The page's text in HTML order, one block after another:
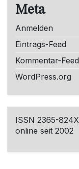
Meta
Anmelden
Eintrags-Feed
Kommentar-Feed
WordPress.org
ISSN 2365-824X
online seit 2002